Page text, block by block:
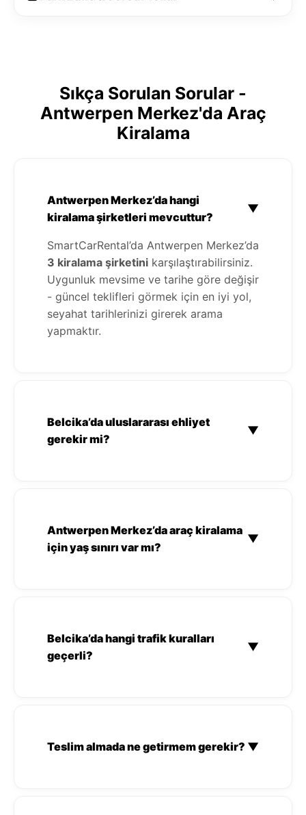
Sıkça Sorulan Sorular -
Antwerpen Merkez'da Araç
Kiralama
Antwerpen Merkez’da hangi
kiralama şirketleri mevcuttur?
▼
SmartCarRental’da Antwerpen Merkez’da
3 kiralama şirketini karşılaştırabilirsiniz.
Uygunluk mevsime ve tarihe göre değişir
- güncel teklifleri görmek için en iyi yol,
seyahat tarihlerinizi girerek arama
yapmaktır.
Belcika’da uluslararası ehliyet
gerekir mi?
▼
Antwerpen Merkez’da araç kiralama
için yaş sınırı var mı?
▼
Belcika’da hangi trafik kuralları
geçerli?
▼
Teslim almada ne getirmem gerekir? ▼